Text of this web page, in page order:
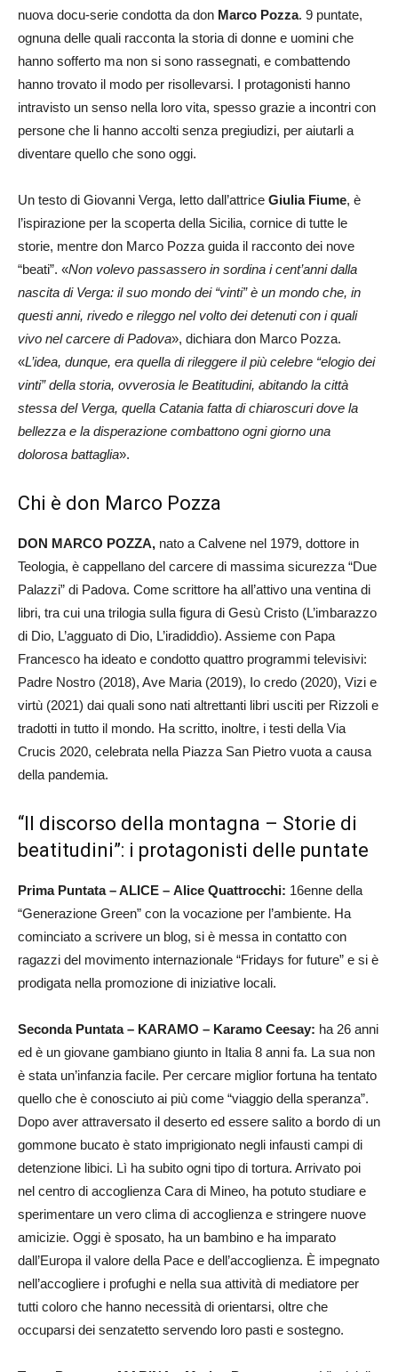
nuova docu-serie condotta da don Marco Pozza. 9 puntate,
ognuna delle quali racconta la storia di donne e uomini che
hanno sofferto ma non si sono rassegnati, e combattendo
hanno trovato il modo per risollevarsi. I protagonisti hanno
intravisto un senso nella loro vita, spesso grazie a incontri con
persone che li hanno accolti senza pregiudizi, per aiutarli a
diventare quello che sono oggi.
Un testo di Giovanni Verga, letto dall’attrice Giulia Fiume, è
l’ispirazione per la scoperta della Sicilia, cornice di tutte le
storie, mentre don Marco Pozza guida il racconto dei nove
“beati”. «Non volevo passassero in sordina i cent’anni dalla
nascita di Verga: il suo mondo dei “vinti” è un mondo che, in
questi anni, rivedo e rileggo nel volto dei detenuti con i quali
vivo nel carcere di Padova», dichiara don Marco Pozza.
«L’idea, dunque, era quella di rileggere il più celebre “elogio dei
vinti” della storia, ovverosia le Beatitudini, abitando la città
stessa del Verga, quella Catania fatta di chiaroscuri dove la
bellezza e la disperazione combattono ogni giorno una
dolorosa battaglia».
Chi è don Marco Pozza
DON MARCO POZZA, nato a Calvene nel 1979, dottore in
Teologia, è cappellano del carcere di massima sicurezza “Due
Palazzi” di Padova. Come scrittore ha all’attivo una ventina di
libri, tra cui una trilogia sulla figura di Gesù Cristo (L’imbarazzo
di Dio, L’agguato di Dio, L’iradiddìo). Assieme con Papa
Francesco ha ideato e condotto quattro programmi televisivi:
Padre Nostro (2018), Ave Maria (2019), Io credo (2020), Vizi e
virtù (2021) dai quali sono nati altrettanti libri usciti per Rizzoli e
tradotti in tutto il mondo. Ha scritto, inoltre, i testi della Via
Crucis 2020, celebrata nella Piazza San Pietro vuota a causa
della pandemia.
“Il discorso della montagna – Storie di
beatitudini”: i protagonisti delle puntate
Prima Puntata – ALICE – Alice Quattrocchi: 16enne della
“Generazione Green” con la vocazione per l’ambiente. Ha
cominciato a scrivere un blog, si è messa in contatto con
ragazzi del movimento internazionale “Fridays for future” e si è
prodigata nella promozione di iniziative locali.
Seconda Puntata – KARAMO – Karamo Ceesay: ha 26 anni
ed è un giovane gambiano giunto in Italia 8 anni fa. La sua non
è stata un’infanzia facile. Per cercare miglior fortuna ha tentato
quello che è conosciuto ai più come “viaggio della speranza”.
Dopo aver attraversato il deserto ed essere salito a bordo di un
gommone bucato è stato imprigionato negli infausti campi di
detenzione libici. Lì ha subito ogni tipo di tortura. Arrivato poi
nel centro di accoglienza Cara di Mineo, ha potuto studiare e
sperimentare un vero clima di accoglienza e stringere nuove
amicizie. Oggi è sposato, ha un bambino e ha imparato
dall’Europa il valore della Pace e dell’accoglienza. È impegnato
nell’accogliere i profughi e nella sua attività di mediatore per
tutti coloro che hanno necessità di orientarsi, oltre che
occuparsi dei senzatetto servendo loro pasti e sostegno.